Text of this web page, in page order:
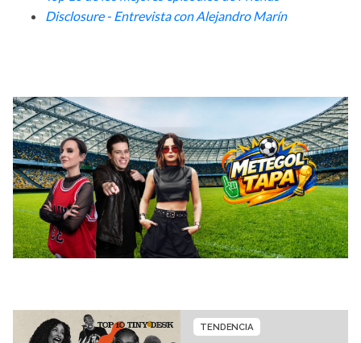
Disclosure - Entrevista con Alejandro Marín
TENDENCIA